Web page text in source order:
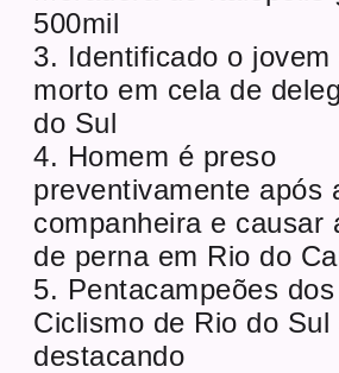
500mil
3. Identificado o jovem
morto em cela de
do Sul
4. Homem é preso
preventivamente após
companheira e causar
de perna em Rio do
5. Pentacampeões
Ciclismo de Rio do Sul
destacando